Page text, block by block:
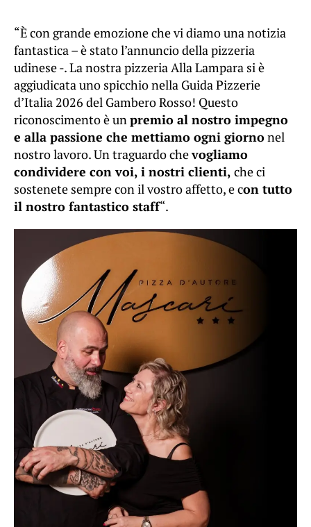
“È con grande emozione che vi diamo una notizia
fantastica – è stato l’annuncio della pizzeria
udinese -. La nostra pizzeria Alla Lampara si è
aggiudicata uno spicchio nella Guida Pizzerie
d’Italia 2026 del Gambero Rosso! Questo
riconoscimento è unpremio al nostro impegno
e alla passione che mettiamo ogni giornonel
nostro lavoro. Un traguardo chevogliamo
condividere con voi, i nostri clienti, che ci
sostenete sempre con il vostro affetto, e con tutto
il nostro fantastico staff“.